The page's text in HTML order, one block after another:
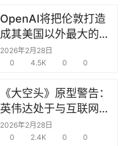
OpenAI将把伦敦打造
成其美国以外最大的研
究中心
2026年2月28日
0
4.5K 0 0
《大空头》原型警告：
英伟达处于与互联网泡
沫时期思科同样的“危
险境地”
2026年2月28日
0
2.4K 0 0